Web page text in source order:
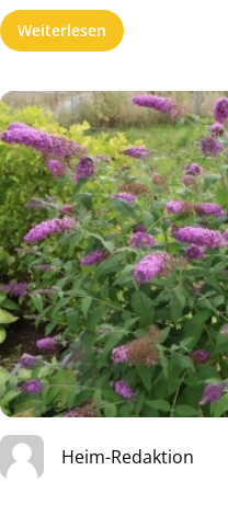
Weiterlesen
Heim-Redaktion